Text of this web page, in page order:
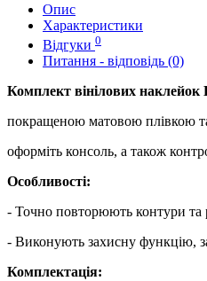
Опис
Характеристики
Відгуки 0
Питання - відповідь (0)
Комплект вінілових
покращеною матовою плівкою
оформіть консоль, а також
Особливості:
- Точно повторюють контури та
- Виконують захисну функцію,
Комплектація: